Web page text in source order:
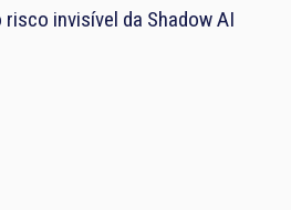
invisível da Shadow AI